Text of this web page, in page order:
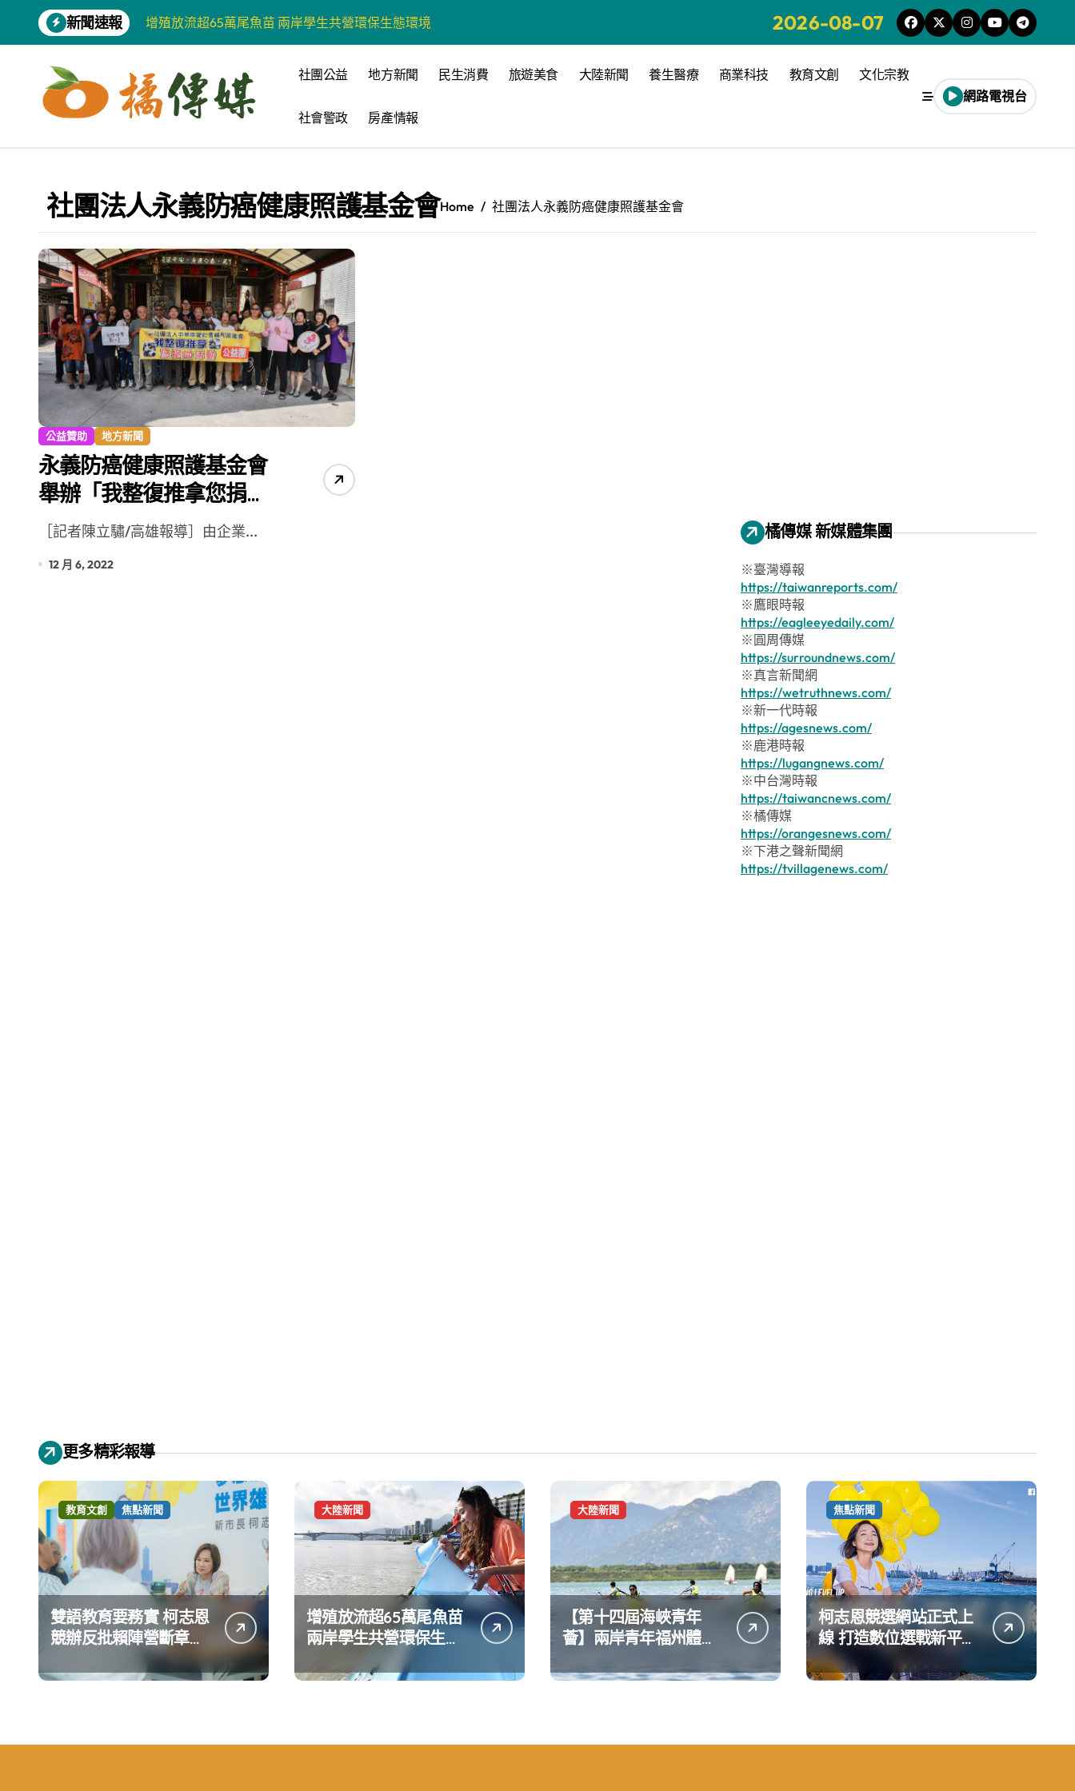
content
新聞速報
增殖放流超65萬尾魚苗 兩岸學生共營環保生態環境
柯志恩競選網站正式上線 打造數位選戰新平台 公開五大亮點
兩岸青年齊聚福州共話農文旅融合發展
藍綠市長參選人對無人載具條例互批 柯志恩：國民黨版才是「國防+產業」務實版
雅安 天府之肺裡的安逸密碼 一座被時光偏愛的巴適小城
港都文藝學會首辦蓮池潭文學營 支持高雄文學再出發
高科大機電系與日本愛媛大學跨校合作 並感謝世豐螺絲捐助獎學金
《讀者》8月號新聞焦點 【錦瑟】
四川雅安 千年古剎雲峰寺
雙語教育要務實 柯志恩競辦反批賴陣營斷章取義 表達嚴正抗議
2026-08-07
社團公益 地方新聞 民生消費 旅遊美食 大陸新聞 養生醫療 商業科技 教育文創 文化宗教
社會警政 房產情報
網路電視台
社團法人永義防癌健康照護基金會Home 社團法人永義防癌健康照護基金會
公益贊助 地方新聞
永義防癌健康照護基金會
舉辦「我整復推拿您捐
助」公益活動
［記者陳立驌/高雄報導］由企業...
12 月 6, 2022
橘傳媒 新媒體集團
※臺灣導報
https://taiwanreports.com/
※鷹眼時報
https://eagleeyedaily.com/
※圓周傳媒
https://surroundnews.com/
※真言新聞網
https://wetruthnews.com/
※新一代時報
https://agesnews.com/
※鹿港時報
https://lugangnews.com/
※中台灣時報
https://taiwancnews.com/
※橘傳媒
https://orangesnews.com/
※下港之聲新聞網
https://tvillagenews.com/
更多精彩報導
教育文創 焦點新聞
雙語教育要務實 柯志恩
競辦反批賴陣營斷章取
義 表達嚴正抗議
大陸新聞
增殖放流超65萬尾魚苗
兩岸學生共營環保生態
大陸新聞
【第十四屆海峽青年
薈】兩岸青年福州體驗
焦點新聞
柯志恩競選網站正式上
線 打造數位選戰新平台
公開五大亮點